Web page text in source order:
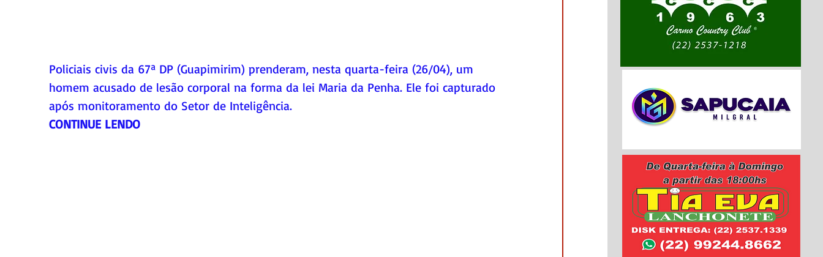
Policiais civis da 67ª DP (Guapimirim) prenderam, nesta quarta-feira (26/04), um
homem acusado de lesão corporal na forma da lei Maria da Penha. Ele foi capturado
após monitoramento do Setor de Inteligência.
CONTINUE LENDO